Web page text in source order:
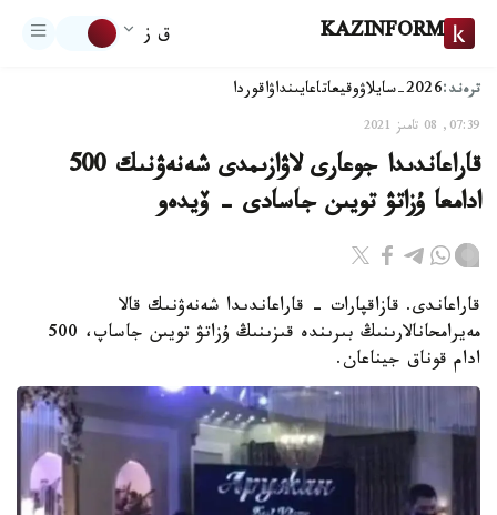
KAZINFORM ق ز
ترەند:2026-سايلاۋ وقيعاتاعايىنداۋاقوردا
07:39, 08 تامىز 2021
قاراعاندىدا جوعارى لاۋازىمدى شەنەۋنىك 500
ادامعا ۇزاتۋ تويىن جاسادى - ۆيدەو
قاراعاندى. قازاقپارات - قاراعاندىدا شەنەۋنىك قالا
مەيرامحانالارىنىڭ بىرىندە قىزىنىڭ ۇزاتۋ تويىن جاساپ، 500
ادام قوناق جيناعان.